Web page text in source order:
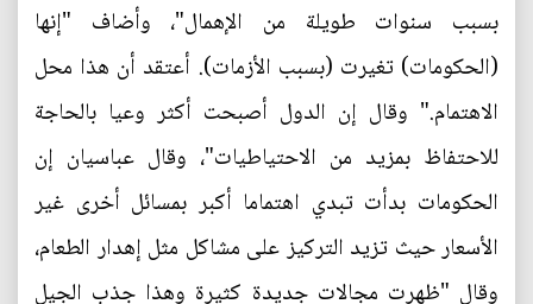
بسبب سنوات طويلة من الإهمال"، وأضاف "إنها
(الحكومات) تغيرت (بسبب الأزمات). أعتقد أن هذا محل
الاهتمام." وقال إن الدول أصبحت أكثر وعيا بالحاجة
للاحتفاظ بمزيد من الاحتياطيات"، وقال عباسيان إن
الحكومات بدأت تبدي اهتماما أكبر بمسائل أخرى غير
الأسعار حيث تزيد التركيز على مشاكل مثل إهدار الطعام،
وقال "ظهرت مجالات جديدة كثيرة وهذا جذب الجيل